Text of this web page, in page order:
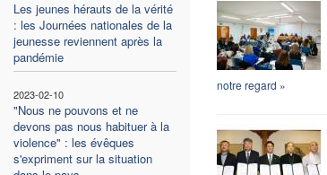
Les jeunes hérauts de la vérité
: les Journées nationales de la
jeunesse reviennent après la
pandémie
2023-02-10
"Nous ne pouvons et ne
devons pas nous habituer à la
violence" : les évêques
s'expriment sur la situation
notre regard »